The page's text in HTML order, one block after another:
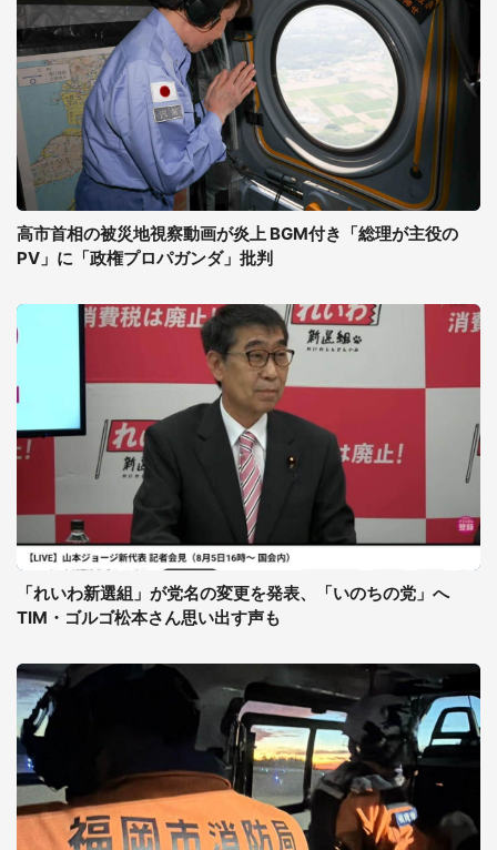
高市首相の被災地視察動画が炎上 BGM付き「総理が主役の
PV」に「政権プロパガンダ」批判
「れいわ新選組」が党名の変更を発表、「いのちの党」へ
TIM・ゴルゴ松本さん思い出す声も